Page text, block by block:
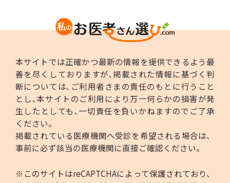
本サイトでは正確かつ最新の情報を提供できるよう最
善を尽くしておりますが､掲載された情報に基づく判
断については､ご利用者さまの責任のもとに行うこと
とし､本サイトのご利用により万一何らかの損害が発
生したとしても､一切責任を負いかねますのでご了承
ください。
掲載されている医療機関へ受診を希望される場合は、
事前に必ず該当の医療機関に直接ご確認ください。
※このサイトはreCAPTCHAによって保護されており、